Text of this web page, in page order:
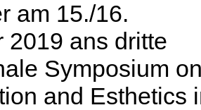
am 15./16.
2019 ans dritte
Symposium
and Esthetics